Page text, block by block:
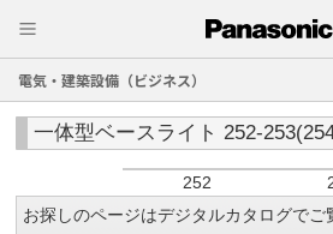
電気・建築設備（ビジネス）
一体型ベースライト 252-
252
お探しのページはデジタルカタログでご